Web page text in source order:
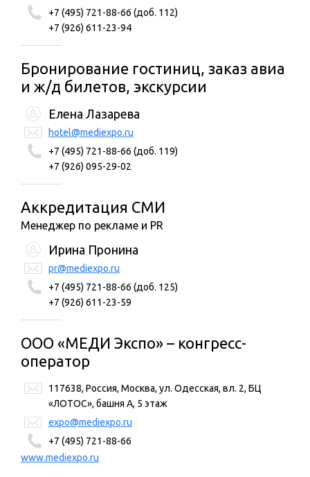
+7 (495) 721-88-66 (доб. 112)
+7 (926) 611-23-94
Бронирование гостиниц, заказ авиа
и ж/д билетов, экскурсии
Елена Лазарева
hotel@mediexpo.ru
+7 (495) 721-88-66 (доб. 119)
+7 (926) 095-29-02
Аккредитация СМИ
Менеджер по рекламе и PR
Ирина Пронина
pr@mediexpo.ru
+7 (495) 721-88-66 (доб. 125)
+7 (926) 611-23-59
ООО «МЕДИ Экспо» – конгресс-
оператор
117638, Россия, Москва, ул. Одесская, вл. 2, БЦ
«ЛОТОС», башня А, 5 этаж
expo@mediexpo.ru
+7 (495) 721-88-66
www.mediexpo.ru